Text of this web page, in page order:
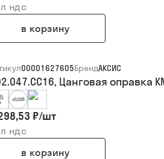
ндс
в корзину
00001627605БрендАКСИС
Цанговая оправка
₽/шт
ндс
в корзину